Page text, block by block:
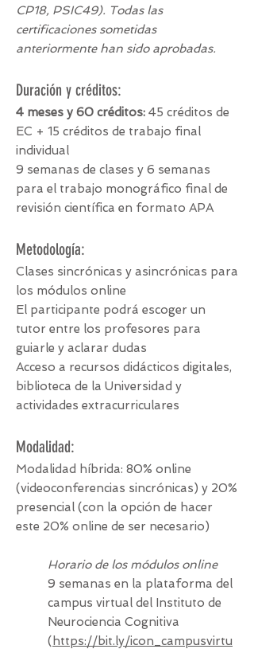
CP18, PSIC49). Todas las
certificaciones sometidas
anteriormente han sido aprobadas.
Duración y créditos:
4 meses y 60 créditos: 45 créditos de
EC + 15 créditos de trabajo final
individual
9 semanas de clases y 6 semanas
para el trabajo monográfico final de
revisión científica en formato APA
Metodología:
Clases sincrónicas y asincrónicas para
los módulos online
El participante podrá escoger un
tutor entre los profesores para
guiarle y aclarar dudas
Acceso a recursos didácticos digitales,
biblioteca de la Universidad y
actividades extracurriculares
Modalidad:
Modalidad híbrida: 80% online
(videoconferencias sincrónicas) y 20%
presencial (con la opción de hacer
este 20% online de ser necesario)
Horario de los módulos online
9 semanas en la plataforma del
campus virtual del Instituto de
Neurociencia Cognitiva
( https://bit.ly/icon_campusvirtu